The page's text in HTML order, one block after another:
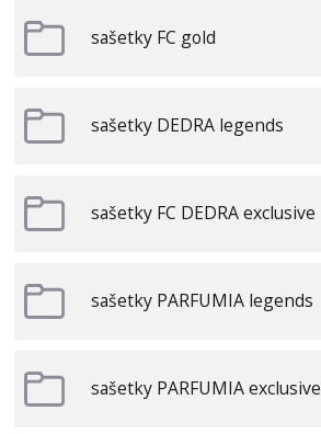
sašetky FC gold
sašetky DEDRA legends
sašetky FC DEDRA exclusive
sašetky PARFUMIA legends
sašetky PARFUMIA exclusive